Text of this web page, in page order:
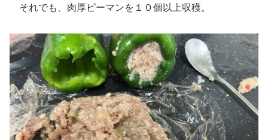
それでも、肉厚ピーマンを１０個以上収穫。